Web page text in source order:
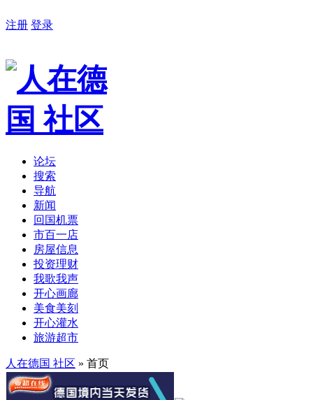
注册 登录
论坛
搜索
导航
新闻
回国机票
市百一店
房屋信息
投资理财
我歌我声
开心画廊
美食美刻
开心灌水
旅游超市
人在德国 社区 » 首页